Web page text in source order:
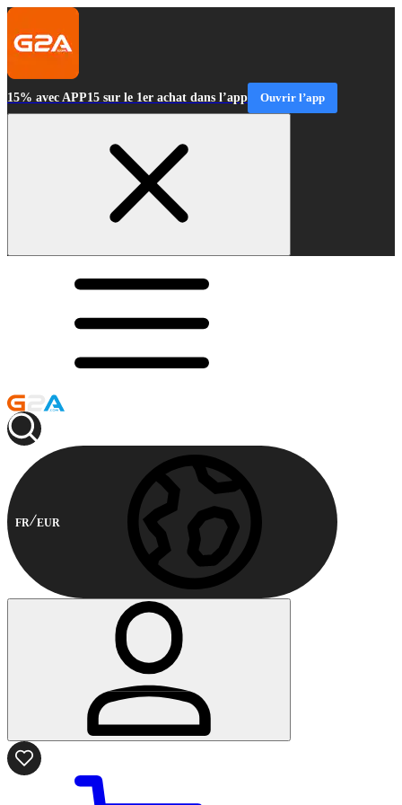
15% avec APP15 sur le 1er achat dans l’app Ouvrir l’app
FR EUR